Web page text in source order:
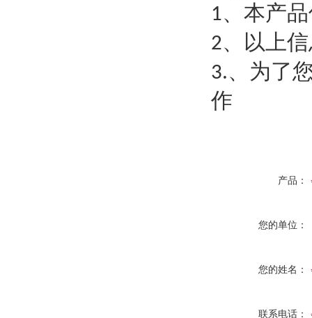
1、 本产
2、以上
3.、为了
作
产品：
您的单位：
您的姓名：
联系电话：